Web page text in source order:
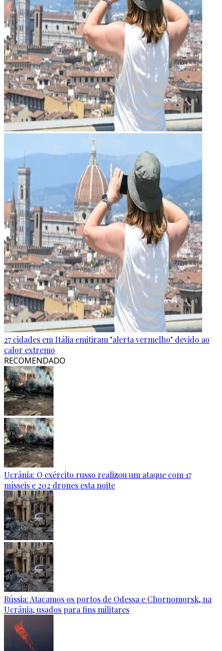
27 cidades em Itália emitiram "alerta vermelho" devido ao
calor extremo
RECOMENDADO
Ucrânia: O exército russo realizou um ataque com 17
mísseis e 202 drones esta noite
Rússia: Atacamos os portos de Odessa e Chornomorsk, na
Ucrânia, usados para fins militares